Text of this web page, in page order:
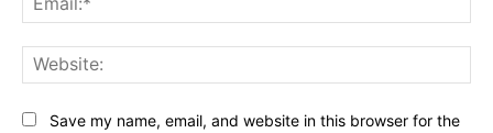
Save my name, email, and website in this browser for the